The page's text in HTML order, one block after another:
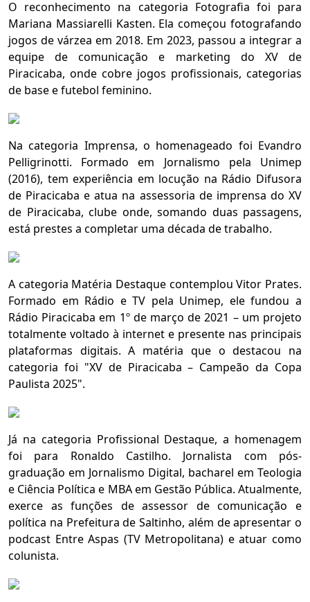
O reconhecimento na categoria Fotografia foi para
Mariana Massiarelli Kasten. Ela começou fotografando
jogos de várzea em 2018. Em 2023, passou a integrar a
equipe de comunicação e marketing do XV de
Piracicaba, onde cobre jogos profissionais, categorias
de base e futebol feminino.
Na categoria Imprensa, o homenageado foi Evandro
Pelligrinotti. Formado em Jornalismo pela Unimep
(2016), tem experiência em locução na Rádio Difusora
de Piracicaba e atua na assessoria de imprensa do XV
de Piracicaba, clube onde, somando duas passagens,
está prestes a completar uma década de trabalho.
A categoria Matéria Destaque contemplou Vitor Prates.
Formado em Rádio e TV pela Unimep, ele fundou a
Rádio Piracicaba em 1º de março de 2021 – um projeto
totalmente voltado à internet e presente nas principais
plataformas digitais. A matéria que o destacou na
categoria foi "XV de Piracicaba – Campeão da Copa
Paulista 2025".
Já na categoria Profissional Destaque, a homenagem
foi para Ronaldo Castilho. Jornalista com pós-
graduação em Jornalismo Digital, bacharel em Teologia
e Ciência Política e MBA em Gestão Pública. Atualmente,
exerce as funções de assessor de comunicação e
política na Prefeitura de Saltinho, além de apresentar o
podcast Entre Aspas (TV Metropolitana) e atuar como
colunista.